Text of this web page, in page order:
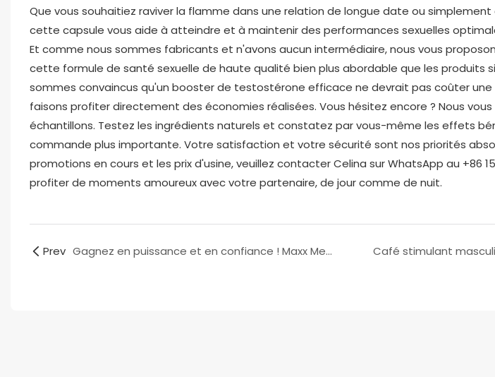
Que vous souhaitiez raviver la flamme dans une relation de longue date ou
cette capsule vous aide à atteindre et à maintenir des performances sexuelles
Et comme nous sommes fabricants et n'avons aucun intermédiaire, nous vous
cette formule de santé sexuelle de haute qualité bien plus abordable que les produits
sommes convaincus qu'un booster de testostérone efficace ne devrait pas coûter
faisons profiter directement des économies réalisées. Vous hésitez encore ? Nous
échantillons. Testez les ingrédients naturels et constatez par vous-même les effets
commande plus importante. Votre satisfaction et votre sécurité sont nos priorités
promotions en cours et les prix d'usine, veuillez contacter Celina sur WhatsApp au +86
profiter de moments amoureux avec votre partenaire, de jour comme de nuit.
Prev Gagnez en puissance et en confiance ! Maxx Merry Honey : Ravivez la passion avec votre partenaire !